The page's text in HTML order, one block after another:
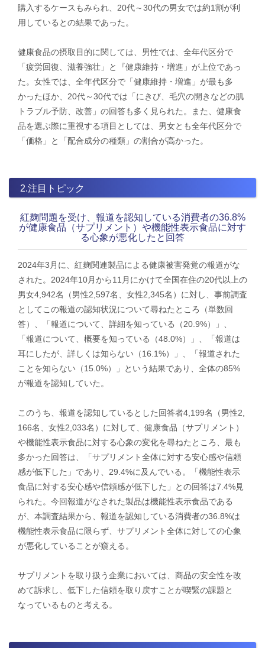
購入するケースもみられ、20代～30代の男女では約1割が利
用しているとの結果であった。
健康食品の摂取目的に関しては、男性では、全年代区分で
「疲労回復、滋養強壮」と『健康維持・増進」が上位であっ
た。女性では、全年代区分で「健康維持・増進」が最も多
かったほか、20代～30代では「にきび、毛穴の開きなどの肌
トラブル予防、改善」の回答も多く見られた。また、健康食
品を選ぶ際に重視する項目としては、男女とも全年代区分で
「価格」と「配合成分の種類」の割合が高かった。
2.注目トピック
紅麹問題を受け、報道を認知している消費者の36.8%
が健康食品（サプリメント）や機能性表示食品に対す
る心象が悪化したと回答
2024年3月に、紅麹関連製品による健康被害発覚の報道がな
された。2024年10月から11月にかけて全国在住の20代以上の
男女4,942名（男性2,597名、女性2,345名）に対し、事前調査
としてこの報道の認知状況について尋ねたところ（単数回
答）、「報道について、詳細を知っている（20.9%）」、
「報道について、概要を知っている（48.0%）」、「報道は
耳にしたが、詳しくは知らない（16.1%）」、「報道された
ことを知らない（15.0%）」という結果であり、全体の85%
が報道を認知していた。
このうち、報道を認知しているとした回答者4,199名（男性2,
166名、女性2,033名）に対して、健康食品（サプリメント）
や機能性表示食品に対する心象の変化を尋ねたところ、最も
多かった回答は、「サプリメント全体に対する安心感や信頼
感が低下した」であり、29.4%に及んでいる。「機能性表示
食品に対する安心感や信頼感が低下した」との回答は7.4%見
られた。今回報道がなされた製品は機能性表示食品である
が、本調査結果から、報道を認知している消費者の36.8%は
機能性表示食品に限らず、サプリメント全体に対しての心象
が悪化していることが窺える。
サプリメントを取り扱う企業においては、商品の安全性を改
めて訴求し、低下した信頼を取り戻すことが喫緊の課題と
なっているものと考える。